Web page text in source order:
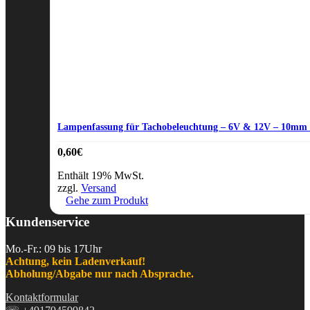
Lampenfassung für Tachobeleuchtung – 6V & 12V – 10mm
0,60€
Enthält 19% MwSt.
zzgl. Versand
Gehe zum Produkt
Kundenservice
Mo.-Fr.: 09 bis 17Uhr
Achtung, kein Ladenverkauf!
Abholung/Abgabe nur nach Absprache.
Kontaktformular